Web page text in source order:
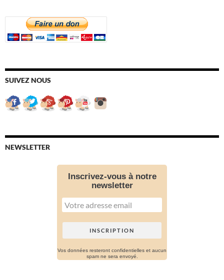
SUIVEZ NOUS
NEWSLETTER
Inscrivez-vous à notre
newsletter
Vos données resteront confidentielles et aucun
spam ne sera envoyé.